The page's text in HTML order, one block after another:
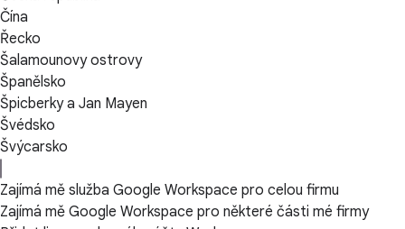
Čína
Řecko
Šalamounovy ostrovy
Španělsko
Špicberky a Jan Mayen
Švédsko
Švýcarsko
Zajímá mě služba Google Workspace pro celou firmu
Zajímá mě Google Workspace pro některé části mé firmy